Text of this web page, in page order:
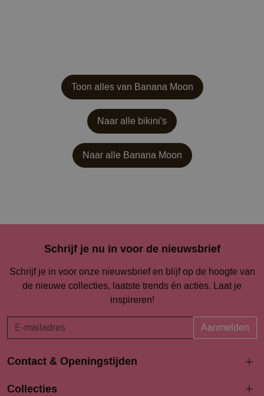
Toon alles van Banana Moon
Naar alle bikini's
Naar alle Banana Moon
Schrijf je nu in voor de nieuwsbrief
Schrijf je in voor onze nieuwsbrief en blijf op de hoogte van
de nieuwe collecties, laatste trends én acties. Laat je
inspireren!
Aanmelden
Contact & Openingstijden
Langestraat 94-96
Collecties